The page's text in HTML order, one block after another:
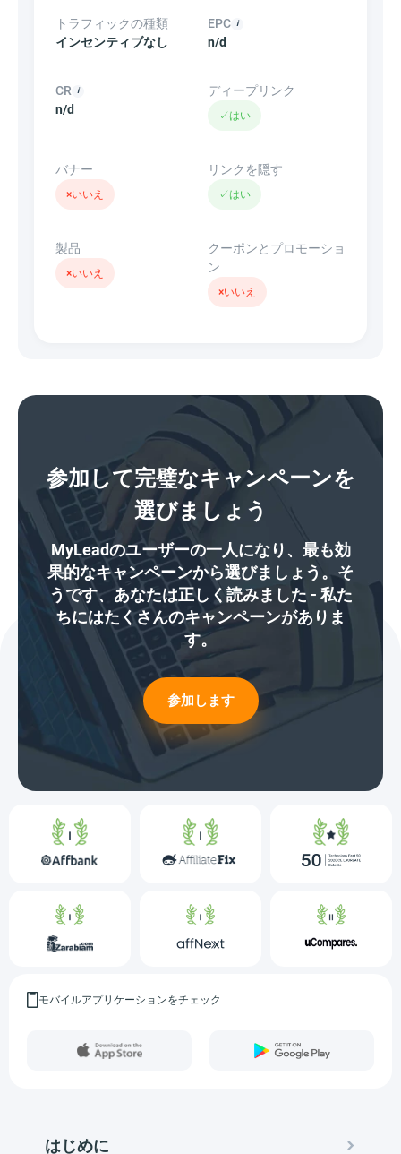
トラフィックの種類
インセンティブなし
EPC
n/d
CR
n/d
ディープリンク
✓はい
バナー
×いいえ
リンクを隠す
✓はい
製品
×いいえ
クーポンとプロモーショ
ン
×いいえ
参加して完璧なキャンペーンを
選びましょう
MyLeadのユーザーの一人になり、最も効
果的なキャンペーンから選びましょう。そ
うです、あなたは正しく読みました - 私た
ちにはたくさんのキャンペーンがありま
す。
参加します
モバイルアプリケーションをチェック
はじめに